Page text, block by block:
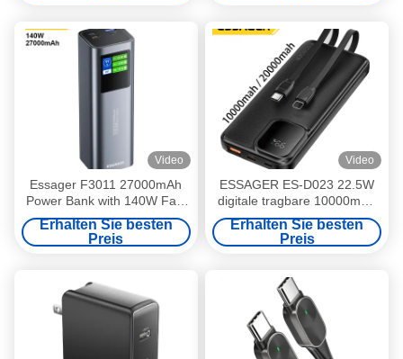
Video
Essager F3011 27000mAh
Power Bank with 140W Fast
Charging and LED Digital
Display Portable Charger
Erhalten Sie besten
Preis
Video
ESSAGER ES-D023 22.5W
digitale tragbare 10000mAh
Powerbank mit Kabel
Erhalten Sie besten
Preis